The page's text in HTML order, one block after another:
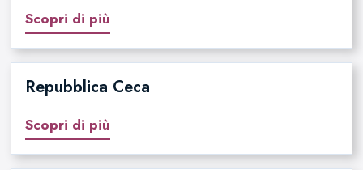
Scopri di più
Repubblica Ceca
Scopri di più